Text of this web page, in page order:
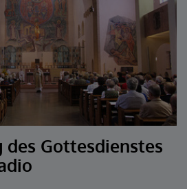
des Gottesdienstes